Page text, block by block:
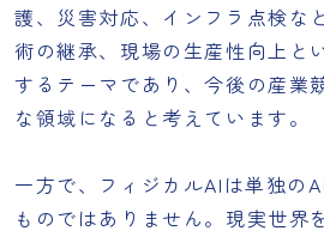
護、災害対応、インフラ点検な
術の継承、現場の生産性向上と
するテーマであり、今後の産業
な領域になると考えています。
一方で、フィジカルAIは単独の
ものではありません。現実世界